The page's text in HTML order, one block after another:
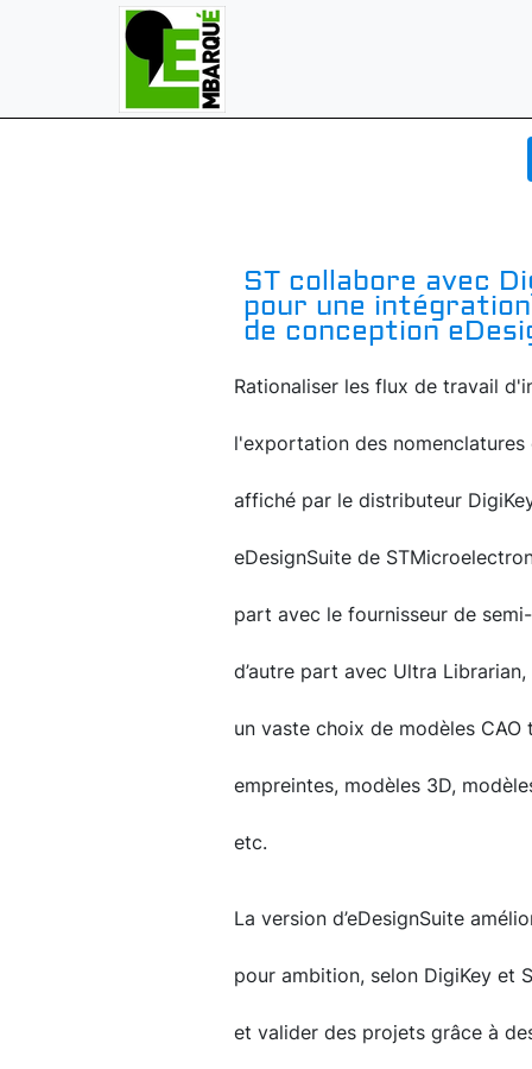
ST collabore avec
pour une
de conception
Rationaliser les flux de travail
l'exportation des nomenclatures
affiché par le distributeur
eDesignSuite de
part avec le fournisseur de
d’autre part avec Ultra
un vaste choix de modèles
empreintes, modèles 3D,
etc.
La version d’eDesignSuite
pour ambition, selon DigiKey et
et valider des projets grâce à